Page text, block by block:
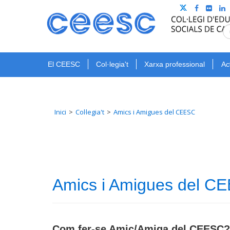
El CEESC Col·legia't Xarxa professional
Inici Col·legia't Amics i Amigues del CEESC
Amics i Amigues del